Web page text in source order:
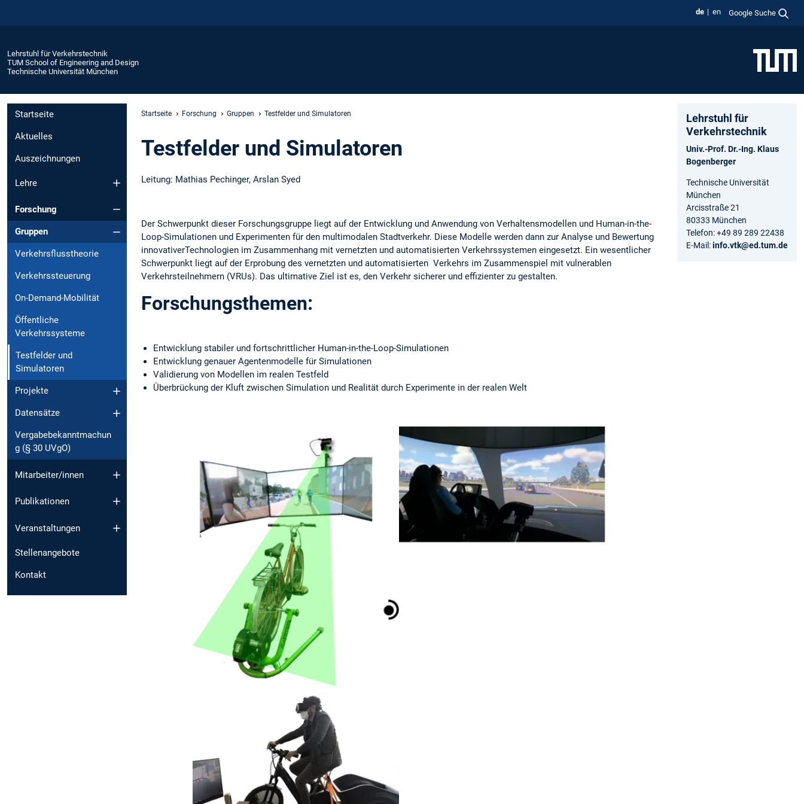
de en Google Suche
Lehrstuhl für Verkehrstechnik
TUM School of Engineering and Design
Technische Universität München
Startseite
Aktuelles
Auszeichnungen
Lehre
Forschung
Gruppen
Verkehrsflusstheorie
Verkehrssteuerung
On-Demand-Mobilität
Öffentliche
Verkehrssysteme
Testfelder und
Simulatoren
Projekte
Datensätze
Vergabebekanntmachun
g (§ 30 UVgO)
Mitarbeiter/innen
Publikationen
Veranstaltungen
Stellenangebote
Kontakt
Startseite Forschung Gruppen Testfelder und Simulatoren
Testfelder und Simulatoren
Leitung: Mathias Pechinger, Arslan Syed
Der Schwerpunkt dieser Forschungsgruppe liegt auf der Entwicklung und Anwendung von Verhaltensmodellen und Human-in-the-
Loop-Simulationen und Experimenten für den multimodalen Stadtverkehr. Diese Modelle werden dann zur Analyse und Bewertung
innovativerTechnologien im Zusammenhang mit vernetzten und automatisierten Verkehrssystemen eingesetzt. Ein wesentlicher
Schwerpunkt liegt auf der Erprobung des vernetzten und automatisierten Verkehrs im Zusammenspiel mit vulnerablen
Verkehrsteilnehmern (VRUs). Das ultimative Ziel ist es, den Verkehr sicherer und effizienter zu gestalten.
Forschungsthemen:
Entwicklung stabiler und fortschrittlicher Human-in-the-Loop-Simulationen
Entwicklung genauer Agentenmodelle für Simulationen
Validierung von Modellen im realen Testfeld
Überbrückung der Kluft zwischen Simulation und Realität durch Experimente in der realen Welt
Lehrstuhl für
Verkehrstechnik
Univ.-Prof. Dr.-Ing. Klaus
Bogenberger
Technische Universität
München
Arcisstraße 21
80333 München
Telefon: +49 89 289 22438
E-Mail:info.vtk@ed.tum.de